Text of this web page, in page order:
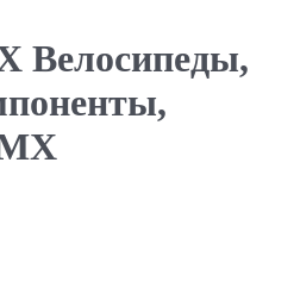
Велосипеды,